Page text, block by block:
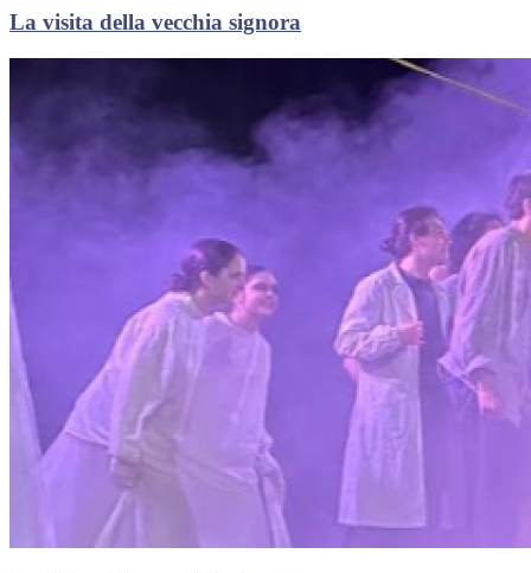
La visita della vecchia signora